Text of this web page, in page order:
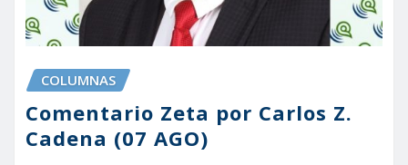
COLUMNAS
Comentario Zeta por Carlos Z.
Cadena (07 AGO)